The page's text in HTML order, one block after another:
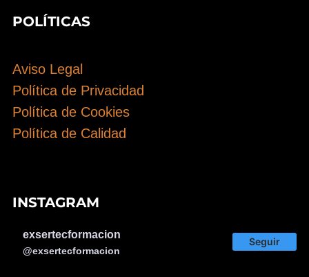
POLÍTICAS
Aviso Legal
Política de Privacidad
Política de Cookies
Política de Calidad
INSTAGRAM
exsertecformacion
@exsertecformacion
Seguir